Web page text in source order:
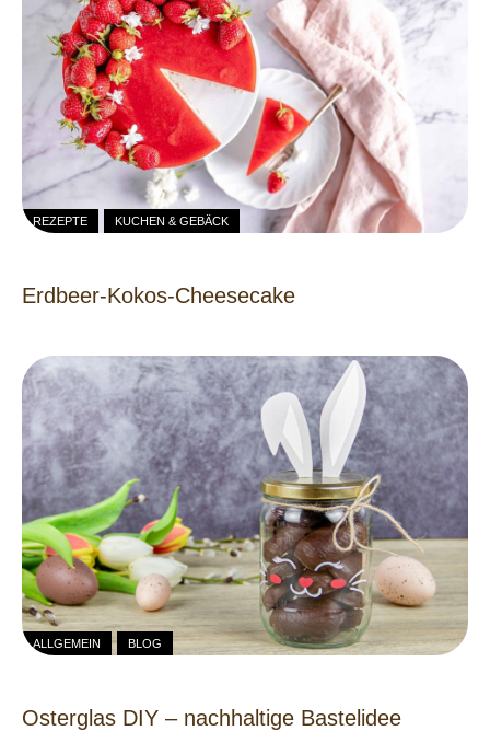
REZEPTE KUCHEN & GEBÄCK
Erdbeer-Kokos-Cheesecake
ALLGEMEIN BLOG
Osterglas DIY – nachhaltige Bastelidee